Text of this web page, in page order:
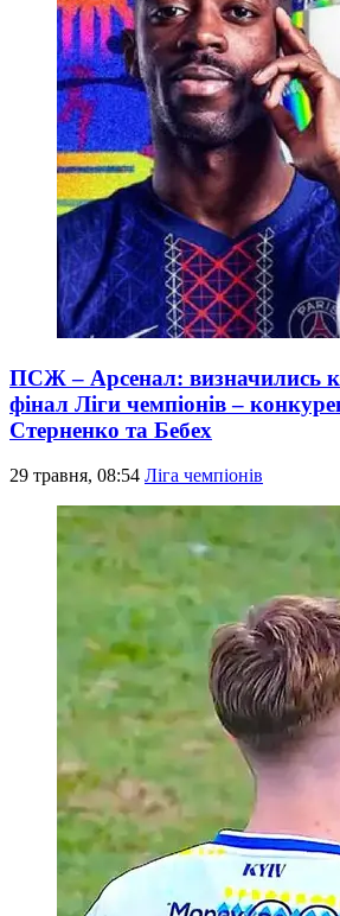
ПСЖ – Арсенал: визначились
фінал Ліги чемпіонів –
Стерненко та Бебех
29 травня, 08:54 Ліга чемпіонів